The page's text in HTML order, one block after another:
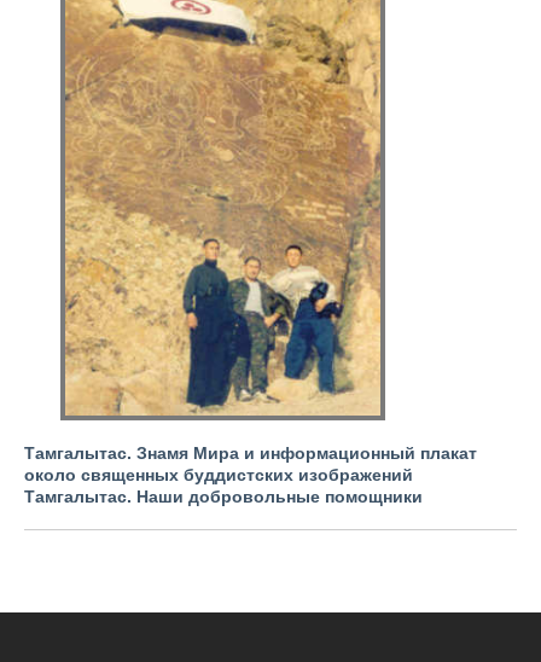
Тамгалытас. Знамя Мира и информационный плакат
около священных буддистских изображений
Тамгалытас. Наши добровольные помощники